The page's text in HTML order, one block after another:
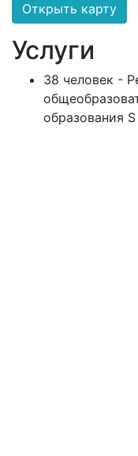
Открыть карту
Услуги
38 человек -
образования S